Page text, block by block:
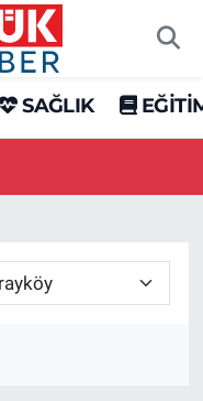
SAĞLIK